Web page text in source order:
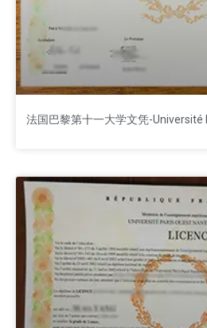
法国巴黎第十一大学文凭-Université